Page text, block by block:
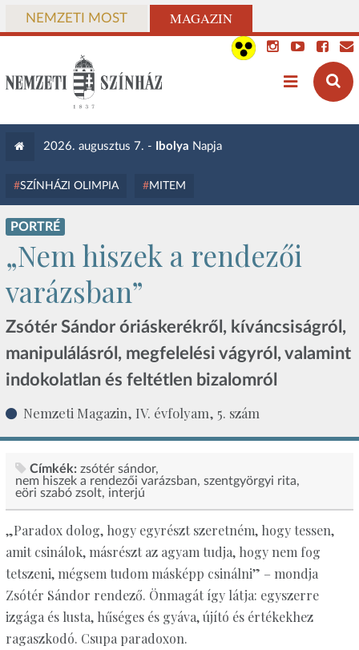
NEMZETI MOST MAGAZIN
2026. augusztus 7. - Ibolya Napja
SZÍNHÁZI OLIMPIA MITEM
PORTRÉ
„Nem hiszek a rendezői
varázsban”
Zsótér Sándor óriáskerékről, kíváncsiságról,
manipulálásról, megfelelési vágyról, valamint
indokolatlan és feltétlen bizalomról
Nemzeti Magazin, IV. évfolyam, 5. szám
Címkék: zsótér sándor
nem hiszek a rendezői varázsban szentgyörgyi rita
eöri szabó zsolt interjú
„Paradox dolog, hogy egyrészt szeretném, hogy tessen,
amit csinálok, másrészt az agyam tudja, hogy nem fog
tetszeni, mégsem tudom másképp csinálni” – mondja
Zsótér Sándor rendező. Önmagát így látja: egyszerre
izgága és lusta, hűséges és gyáva, újító és értékekhez
ragaszkodó. Csupa paradoxon.